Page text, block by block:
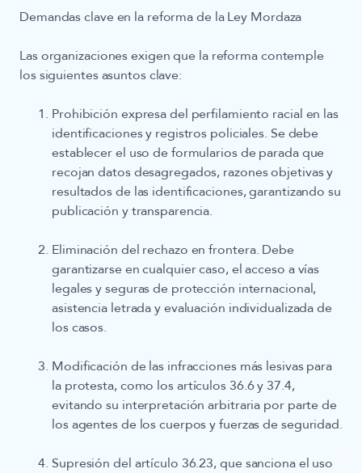
Demandas clave en la reforma de la Ley Mordaza
Las organizaciones exigen que la reforma contemple
los siguientes asuntos clave:
Prohibición expresa del perfilamiento racial en las
identificaciones y registros policiales. Se debe
establecer el uso de formularios de parada que
recojan datos desagregados, razones objetivas y
resultados de las identificaciones, garantizando su
publicación y transparencia.
Eliminación del rechazo en frontera. Debe
garantizarse en cualquier caso, el acceso a vías
legales y seguras de protección internacional,
asistencia letrada y evaluación individualizada de
los casos.
Modificación de las infracciones más lesivas para
la protesta, como los artículos 36.6 y 37.4,
evitando su interpretación arbitraria por parte de
los agentes de los cuerpos y fuerzas de seguridad.
Supresión del artículo 36.23, que sanciona el uso